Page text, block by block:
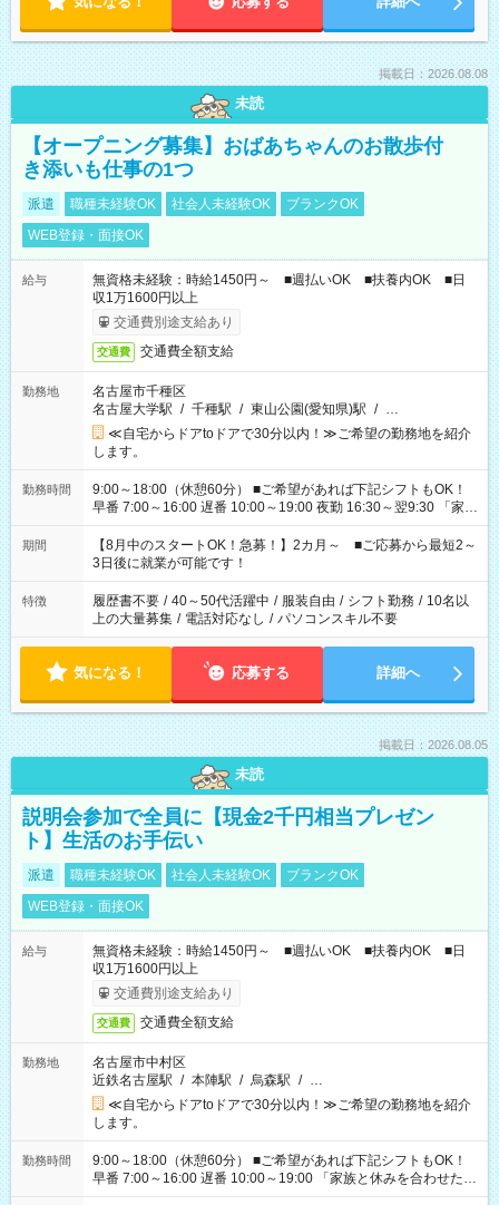
掲載日：2026.08.08
未読
【オープニング募集】おばあちゃんのお散歩付
き添いも仕事の1つ
派遣 職種未経験OK 社会人未経験OK
ブランクOK
WEB登録・面接OK
給与
無資格未経験：時給1450円～ ■週払いOK ■扶養内OK ■日
収1万1600円以上
交通費別途支給あり
交通費 交通費全額支給
勤務地
名古屋市千種区
名古屋大学駅 / 千種駅 / 東山公園(愛知県)駅 / …
≪自宅からドアtoドアで30分以内！≫ご希望の勤務地を紹介
します。
勤務時間
9:00～18:00（休憩60分） ■ご希望があれば下記シフトもOK！
早番 7:00～16:00 遅番 10:00～19:00 夜勤 16:30～翌9:30 「家族
と休みを合わせたい」 「余裕を持って夕飯の準備がしたい」
「できれば残業はしたくない」 など、ご希望を教えてください
ね。 ※Wワーク希望の方へ 今ご覧のお仕事で希望する勤務時間
と、もう1つのお仕事の勤務時間。 合計で週40時間を超える場
合は応募できません。
期間
【8月中のスタートOK！急募！】2カ月～ ■ご応募から最短2～
3日後に就業が可能です！
特徴 履歴書不要 / 40～50代活躍中 / 服装自由 / シフト勤務 / 10名以
上の大量募集 / 電話対応なし / パソコンスキル不要
気になる！ 応募する 詳細へ
掲載日：2026.08.05
未読
説明会参加で全員に【現金2千円相当プレゼン
ト】生活のお手伝い
派遣 職種未経験OK 社会人未経験OK
ブランクOK
WEB登録・面接OK
給与
無資格未経験：時給1450円～ ■週払いOK ■扶養内OK ■日
収1万1600円以上
交通費別途支給あり
交通費 交通費全額支給
勤務地
名古屋市中村区
近鉄名古屋駅 / 本陣駅 / 烏森駅 / …
≪自宅からドアtoドアで30分以内！≫ご希望の勤務地を紹介
します。
勤務時間
9:00～18:00（休憩60分） ■ご希望があれば下記シフトもOK！
早番 7:00～16:00 遅番 10:00～19:00 「家族と休みを合わせた
い」 「余裕を持って夕飯の準備がしたい」 「できれば残業はし